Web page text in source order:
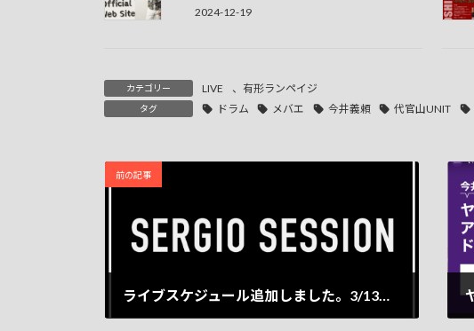
2024-12-19
カテゴリー LIVE 、 有形ランペイジ
タグ ドラム メバエ 今井義頼 代官山UNIT
前の記事
ライブスケジュール追加しました。3/13（Mon）「SERGIO SESSION」出演決定！